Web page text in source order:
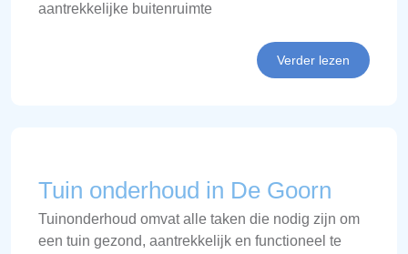
aantrekkelijke buitenruimte
Verder lezen
Tuin onderhoud in De Goorn
Tuinonderhoud omvat alle taken die nodig zijn om
een tuin gezond, aantrekkelijk en functioneel te